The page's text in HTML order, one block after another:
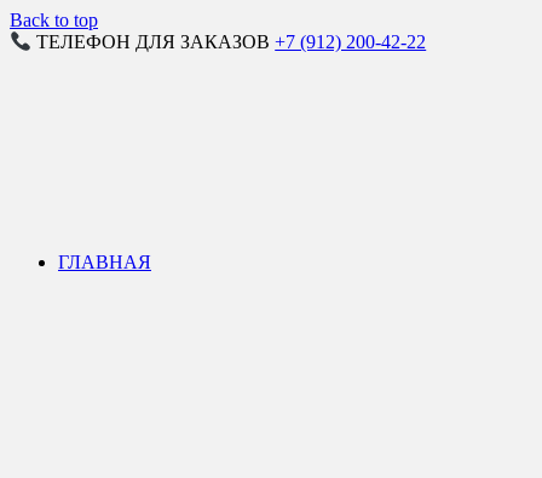
Back to top
ТЕЛЕФОН ДЛЯ ЗАКАЗОВ+7 (912) 200-42-22
ГЛАВНАЯ